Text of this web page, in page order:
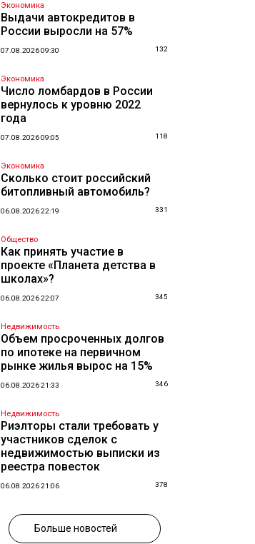
Экономика
Выдачи автокредитов в
России выросли на 57%
07.08.2026 09:30 132
Экономика
Число ломбардов в России
вернулось к уровню 2022
года
07.08.2026 09:05 118
Экономика
Сколько стоит российский
битопливный автомобиль?
06.08.2026 22:19 331
Общество
Как принять участие в
проекте «Планета детства в
школах»?
06.08.2026 22:07 345
Недвижимость
Объем просроченных долгов
по ипотеке на первичном
рынке жилья вырос на 15%
06.08.2026 21:33 346
Недвижимость
Риэлторы стали требовать у
участников сделок с
недвижимостью выписки из
реестра повесток
06.08.2026 21:06 378
Больше новостей